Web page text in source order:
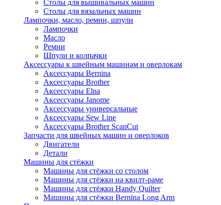
Столы для вышивальных машин
Столы для вязальных машин
Лампочки, масло, ремни, шпули
Лампочки
Масло
Ремни
Шпули и колпачки
Аксессуары к швейным машинам и оверлокам
Аксессуары Bernina
Аксессуары Brother
Аксессуары Elna
Аксессуары Janome
Аксессуары универсальные
Аксессуары Sew Line
Аксессуары Brother ScanCut
Запчасти для швейных машин и оверлоков
Двигатели
Детали
Машины для стёжки
Машины для стёжки со столом
Машины для стёжки на квилт-раме
Машины для стёжки Handy Quilter
Машины для стёжки Bernina Long Arm